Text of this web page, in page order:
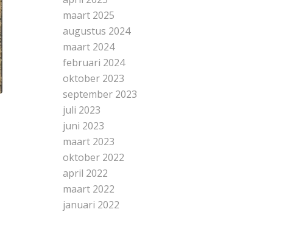
maart 2025
augustus 2024
maart 2024
februari 2024
oktober 2023
september 2023
juli 2023
juni 2023
maart 2023
oktober 2022
april 2022
maart 2022
januari 2022